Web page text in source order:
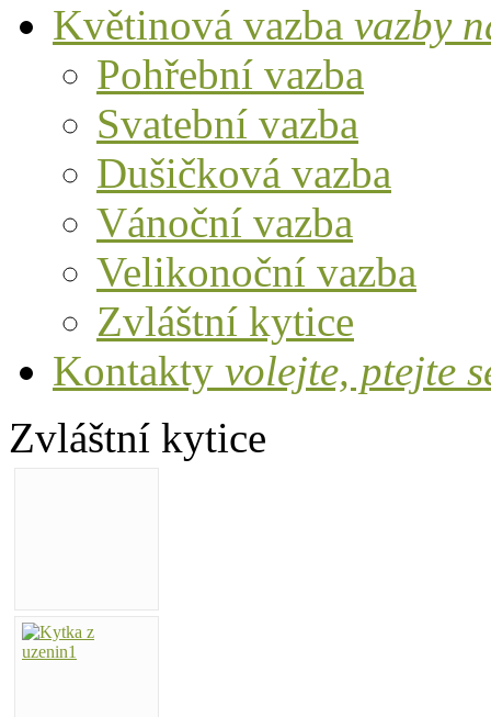
Květinová vazba vazby
Pohřební vazba
Svatební vazba
Dušičková vazba
Vánoční vazba
Velikonoční vazba
Zvláštní kytice
Kontakty volejte, ptejte
Zvláštní kytice